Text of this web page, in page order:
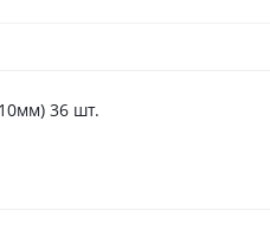
в тубе"Колибри" GE01 Orange (10мм) 36 шт.